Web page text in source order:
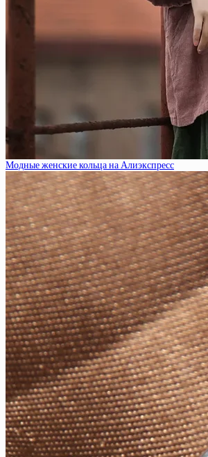
Модные женские кольца на Алиэкспресс